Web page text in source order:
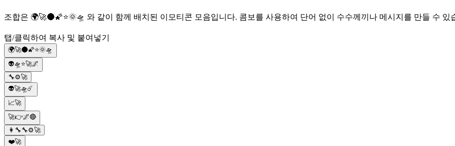
조합은 🌍🚀🌑🌠⭐🌞🛸 와 같이 함께 배치된 이모티콘 모음입니다. 콤보를 사용하여 단어 없이 수수께끼나 메시지를 만들 수 있
탭/클릭하여 복사 및 붙여넣기
🌍🚀🌑🌠⭐🌞🛸
👽🛸⭐🚀🌌
🔧⚙️🚀
👽🚀🛸☄️
📈🚀
🚀👉🌌🔴
👩‍🔧🔧⚙️🚀
❤️🚀